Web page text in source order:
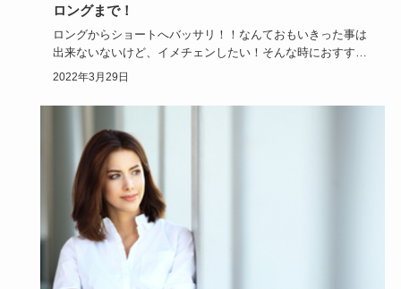
ロングまで！
ロングからショートへバッサリ！！なんておもいきった事は
出来ないないけど、イメチェンしたい！そんな時におすすめ
なのが韓国オル…
2022年3月29日